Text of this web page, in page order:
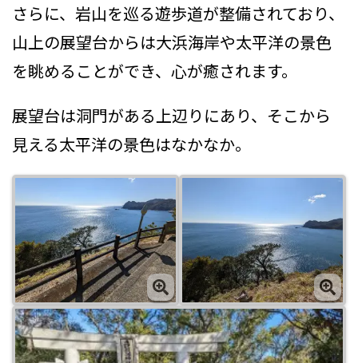
さらに、岩山を巡る遊歩道が整備されており、
山上の展望台からは大浜海岸や太平洋の景色
を眺めることができ、心が癒されます。
展望台は洞門がある上辺りにあり、そこから
見える太平洋の景色はなかなか。